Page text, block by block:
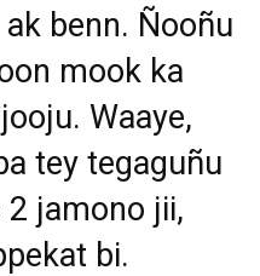
benn. Ñooñu
mook ka
Waaye,
tey tegaguñu
2 jamono jii,
bi.